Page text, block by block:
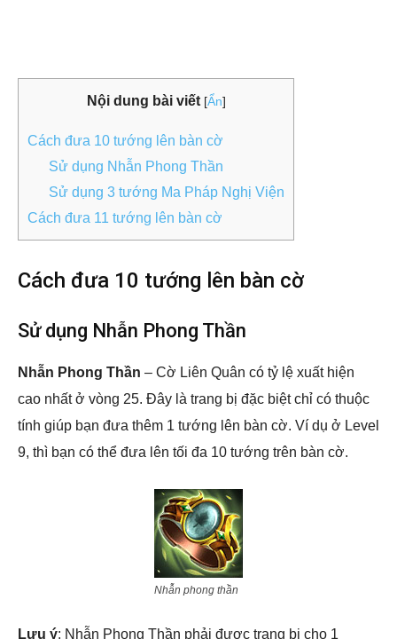
Nội dung bài viết [Ẩn]
Cách đưa 10 tướng lên bàn cờ
Sử dụng Nhẫn Phong Thần
Sử dụng 3 tướng Ma Pháp Nghị Viện
Cách đưa 11 tướng lên bàn cờ
Cách đưa 10 tướng lên bàn cờ
Sử dụng Nhẫn Phong Thần
Nhẫn Phong Thần – Cờ Liên Quân có tỷ lệ xuất hiện
cao nhất ở vòng 25. Đây là trang bị đặc biệt chỉ có thuộc
tính giúp bạn đưa thêm 1 tướng lên bàn cờ. Ví dụ ở Level
9, thì bạn có thể đưa lên tối đa 10 tướng trên bàn cờ.
Nhẫn phong thần
Lưu ý: Nhẫn Phong Thần phải được trang bị cho 1